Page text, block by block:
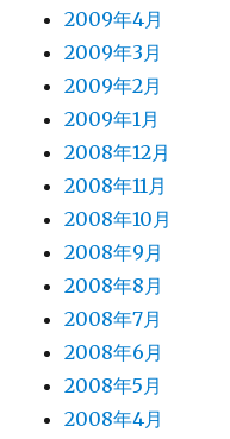
2009年4月
2009年3月
2009年2月
2009年1月
2008年12月
2008年11月
2008年10月
2008年9月
2008年8月
2008年7月
2008年6月
2008年5月
2008年4月